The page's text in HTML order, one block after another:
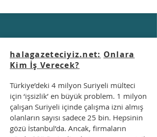
halagazeteciyiz.net: Onlara
Kim İş Verecek?
Türkiye’deki 4 milyon Suriyeli mülteci
için ‘işsizlik’ en büyük problem. 1 milyon
çalışan Suriyeli içinde çalışma izni almış
olanların sayısı sadece 25 bin. Hepsinin
gözü İstanbul’da. Ancak, firmaların